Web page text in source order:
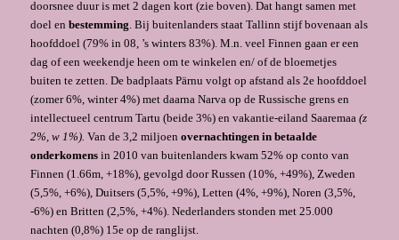
doorsnee duur is met 2 dagen kort (zie boven). Dat hangt samen met
doel en bestemming . Bij buitenlanders staat Tallinn stijf bovenaan als
hoofddoel (79% in 08, ’s winters 83%). M.n. veel Finnen gaan er een
dag of een weekendje heen om te winkelen en/ of de bloemetjes
buiten te zetten. De badplaats Pärnu volgt op afstand als 2e hoofddoel
(zomer 6%, winter 4%) met daarna Narva op de Russische grens en
intellectueel centrum Tartu (beide 3%) en vakantie-eiland Saaremaa (z
2%, w 1%). Van de 3,2 miljoen overnachtingen in betaalde
onderkomensin 2010 van buitenlanders kwam 52% op conto van
Finnen (1.66m, +18%), gevolgd door Russen (10%, +49%), Zweden
(5,5%, +6%), Duitsers (5,5%, +9%), Letten (4%, +9%), Noren (3,5%,
-6%) en Britten (2,5%, +4%). Nederlanders stonden met 25.000
nachten (0,8%) 15e op de ranglijst.